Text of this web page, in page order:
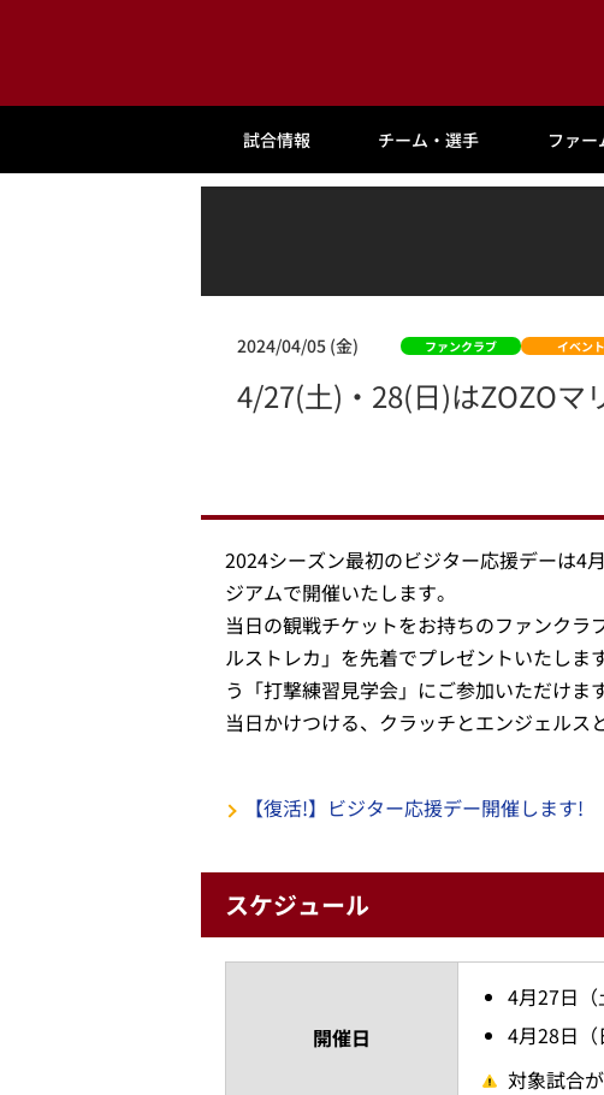
試合情報 チーム・選手 ファー
2024/04/05 (金) ファンクラブ イベント
4/27(土)・28(日)はZOZOマ
2024シーズン最初のビジター応援デーは4
ジアムで開催いたします。
当日の観戦チケットをお持ちのファンク
ルストレカ」を先着でプレゼントいたし
う「打撃練習見学会」にご参加いただけます
当日かけつける、クラッチとエンジェルス
【復活!】ビジター応援デー開催します!
スケジュール
開催日
4月27日
4月28日
対象試合